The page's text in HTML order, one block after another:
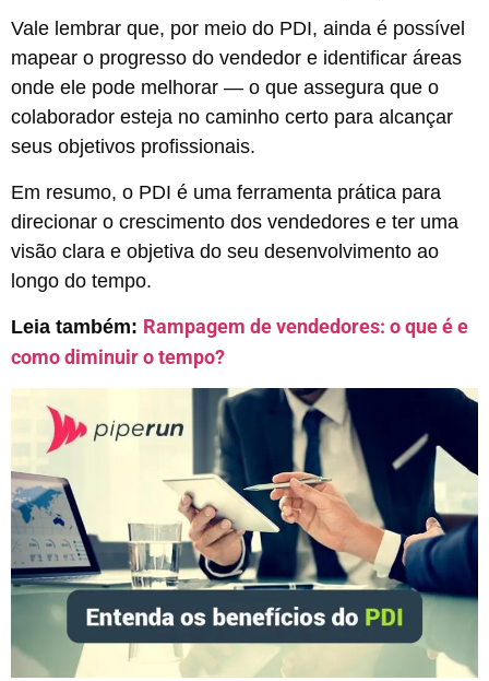
Vale lembrar que, por meio do PDI, ainda é possível
mapear o progresso do vendedor e identificar áreas
onde ele pode melhorar — o que assegura que o
colaborador esteja no caminho certo para alcançar
seus objetivos profissionais.
Em resumo, o PDI é uma ferramenta prática para
direcionar o crescimento dos vendedores e ter uma
visão clara e objetiva do seu desenvolvimento ao
longo do tempo.
Leia também: Rampagem de vendedores: o que é e
como diminuir o tempo?